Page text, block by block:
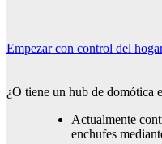
Empezar con control del
¿O tiene un hub de domótica
Actualmente
enchufes